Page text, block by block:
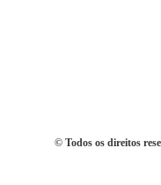
© Todos os direitos